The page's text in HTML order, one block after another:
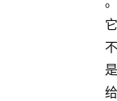
它
不
是
给